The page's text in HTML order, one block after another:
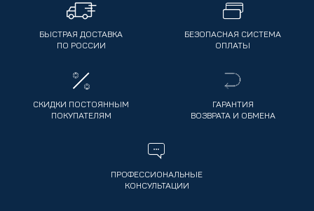
БЫСТРАЯ ДОСТАВКА
ПО РОССИИ
БЕЗОПАСНАЯ СИСТЕМА
ОПЛАТЫ
СКИДКИ ПОСТОЯННЫМ
ПОКУПАТЕЛЯМ
ГАРАНТИЯ
ВОЗВРАТА И ОБМЕНА
ПРОФЕССИОНАЛЬНЫЕ
КОНСУЛЬТАЦИИ